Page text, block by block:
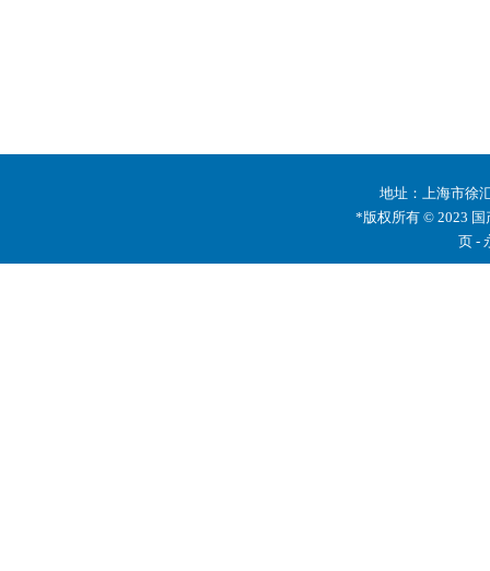
地址：上海市徐
*版权所有 © 2023 国
页 -